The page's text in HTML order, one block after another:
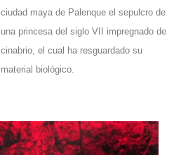
ciudad maya de Palenque el sepulcro de
una princesa del siglo VII impregnado de
cinabrio, el cual ha resguardado su
material biológico.